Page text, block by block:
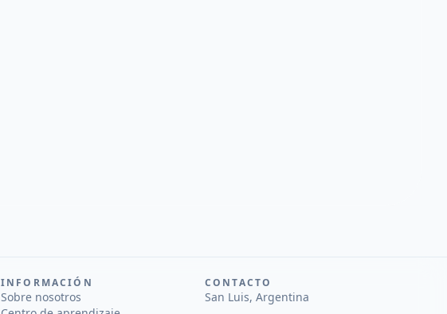
INFORMACIÓN
Sobre nosotros
CONTACTO
San Luis, Argentina